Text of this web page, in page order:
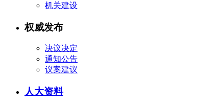
机关建设
权威发布
决议决定
通知公告
议案建议
人大资料